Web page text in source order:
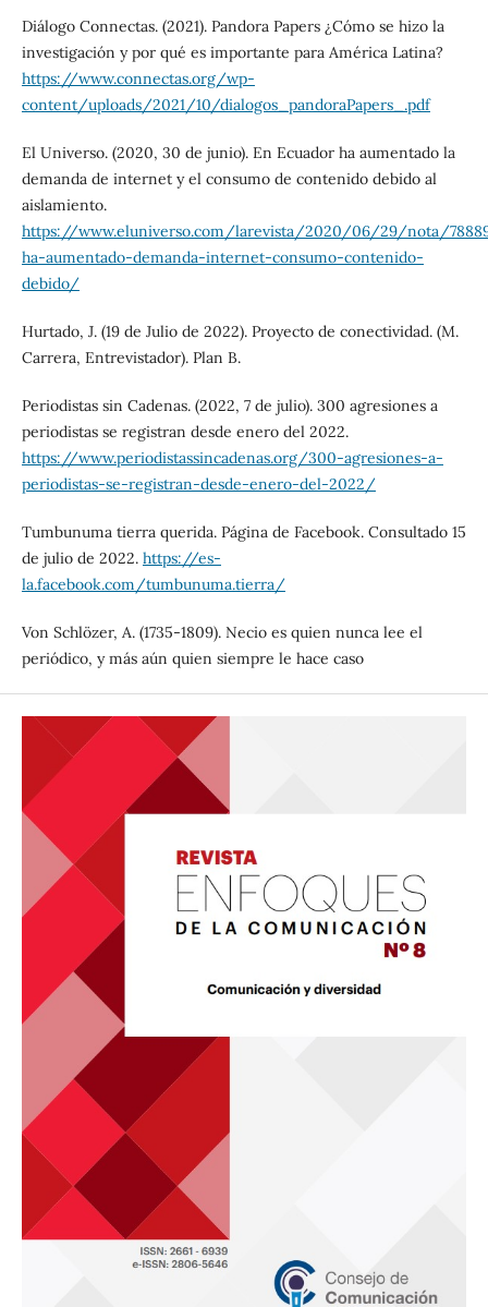
Diálogo Connectas. (2021). Pandora Papers ¿Cómo se hizo la
investigación y por qué es importante para América Latina?
https://www.connectas.org/wp-
content/uploads/2021/10/dialogos_pandoraPapers_.pdf
El Universo. (2020, 30 de junio). En Ecuador ha aumentado la
demanda de internet y el consumo de contenido debido al
aislamiento.
https://www.eluniverso.com/larevista/2020/06/29/nota/
ha-aumentado-demanda-internet-consumo-contenido-
debido/
Hurtado, J. (19 de Julio de 2022). Proyecto de conectividad. (M.
Carrera, Entrevistador). Plan B.
Periodistas sin Cadenas. (2022, 7 de julio). 300 agresiones a
periodistas se registran desde enero del 2022.
https://www.periodistassincadenas.org/300-agresiones-a-
periodistas-se-registran-desde-enero-del-2022/
Tumbunuma tierra querida. Página de Facebook. Consultado 15
de julio de 2022. https://es-
la.facebook.com/tumbunuma.tierra/
Von Schlözer, A. (1735-1809). Necio es quien nunca lee el
periódico, y más aún quien siempre le hace caso